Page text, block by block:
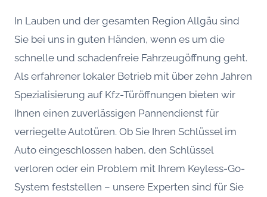
In Lauben und der gesamten Region Allgäu sind
Sie bei uns in guten Händen, wenn es um die
schnelle und schadenfreie Fahrzeugöffnung geht.
Als erfahrener lokaler Betrieb mit über zehn Jahren
Spezialisierung auf Kfz-Türöffnungen bieten wir
Ihnen einen zuverlässigen Pannendienst für
verriegelte Autotüren. Ob Sie Ihren Schlüssel im
Auto eingeschlossen haben, den Schlüssel
verloren oder ein Problem mit Ihrem Keyless-Go-
System feststellen – unsere Experten sind für Sie